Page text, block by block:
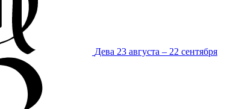
Дева 23 августа – 22 сентября